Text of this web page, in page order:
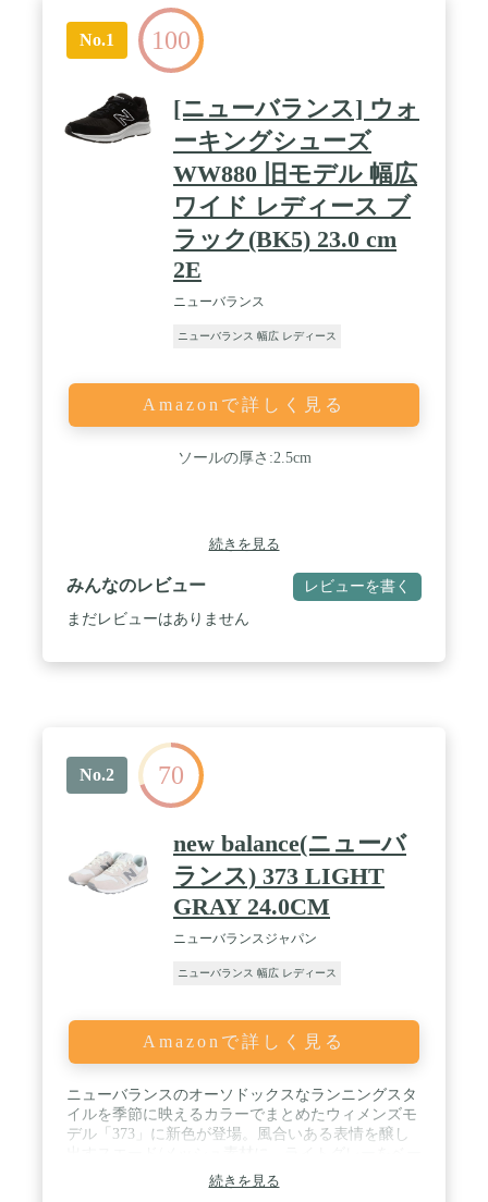
No.1 100
[ニューバランス] ウォ
ーキングシューズ
WW880 旧モデル 幅広
ワイド レディース ブ
ラック(BK5) 23.0 cm
2E
ニューバランス
ニューバランス 幅広 レディース
Amazonで詳しく見る
ソールの厚さ:2.5cm
続きを見る
みんなのレビュー レビューを書く
まだレビューはありません
No.2 70
new balance(ニューバ
ランス) 373 LIGHT
GRAY 24.0CM
ニューバランスジャパン
ニューバランス 幅広 レディース
Amazonで詳しく見る
ニューバランスのオーソドックスなランニングスタ
イルを季節に映えるカラーでまとめたウィメンズモ
デル「373」に新色が登場。風合いある表情を醸し
スにした配色とバックタブとNロゴに施したシーズ
ナルカラーの組み合わせが足元を彩る。■サイズ：
続きを見る